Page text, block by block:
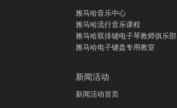
雅马哈音乐中心
雅马哈流行音乐课程
雅马哈双排键电子琴教师俱乐部
雅马哈电子键盘专用教室
新闻活动
新闻活动首页